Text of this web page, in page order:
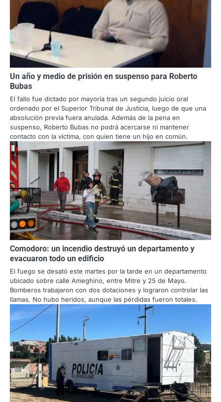
Un año y medio de prisión en suspenso para Roberto
Bubas
El fallo fue dictado por mayoría tras un segundo juicio oral
ordenado por el Superior Tribunal de Justicia, luego de que una
absolución previa fuera anulada. Además de la pena en
suspenso, Roberto Bubas no podrá acercarse ni mantener
contacto con la víctima, con quien tiene un hijo en común.
Comodoro: un incendio destruyó un departamento y
evacuaron todo un edificio
El fuego se desató este martes por la tarde en un departamento
ubicado sobre calle Ameghino, entre Mitre y 25 de Mayo.
Bomberos trabajaron con dos dotaciones y lograron controlar las
llamas. No hubo heridos, aunque las pérdidas fueron totales.